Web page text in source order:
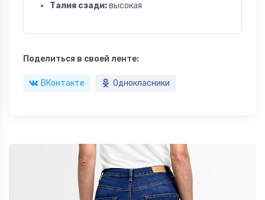
Талия сзади:высокая
Поделиться в своей ленте:
ВКонтакте Однокласники